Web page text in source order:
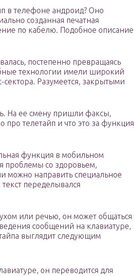
в телефоне андроид? Оно
созданная печатная
по кабелю. Подобное описание
постепенно превращаясь
технологии имели широкий
сектора. Разумеется, закрытыми
На ее смену пришли факсы,
телетайп и что это за функция
функция в мобильном
проблемы со здоровьем,
можно направить специальное
переделывался
или речью, он может общаться
сообщений на клавиатуре,
выглядит следующим
он переводится для